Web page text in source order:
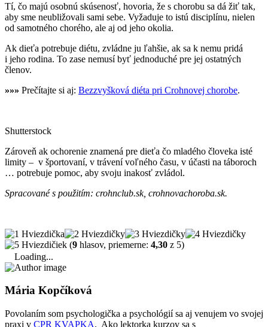
Tí, čo majú osobnú skúsenosť, hovoria, že s chorobu sa dá žiť tak,
aby sme neubližovali sami sebe. Vyžaduje to istú disciplínu, nielen
od samotného chorého, ale aj od jeho okolia.
Ak dieťa potrebuje diétu, zvládne ju ľahšie, ak sa k nemu pridá
i jeho rodina. To zase nemusí byť jednoduché pre jej ostatných
členov.
»»» Prečítajte si aj: Bezzvyšková diéta pri Crohnovej chorobe.
Shutterstock
Zároveň ak ochorenie znamená pre dieťa čo mladého človeka isté
limity – v športovaní, v trávení voľného času, v účasti na táboroch
… potrebuje pomoc, aby svoju inakosť zvládol.
Spracované s použitím: crohnclub.sk, crohnovachoroba.sk.
(9 hlasov, priemerne: 4,30 z 5)
Loading...
Mária Kopčíková
Povolaním som psychologička a psychológií sa aj venujem vo svojej
praxi v CPR KVAPKA. Ako lektorka kurzov sa s